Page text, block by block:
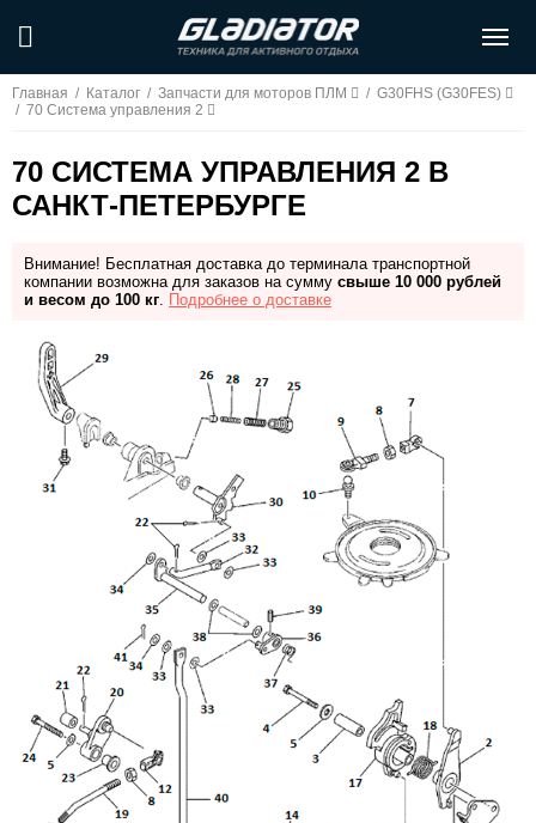
Главная / Каталог / Запчасти для моторов ПЛМ / G30FHS (G30FES)
/ 70 Система управления 2
70 СИСТЕМА УПРАВЛЕНИЯ 2 В
САНКТ-ПЕТЕРБУРГЕ
Внимание! Бесплатная доставка до терминала транспортной
компании возможна для заказов на сумму свыше 10 000 рублей
и весом до 100 кг. Подробнее о доставке